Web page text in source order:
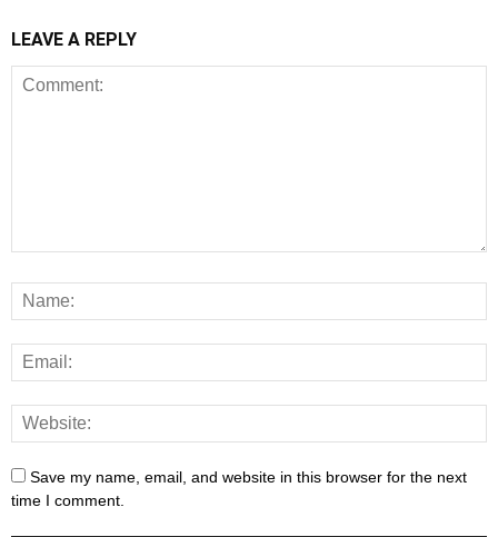
LEAVE A REPLY
Save my name, email, and website in this browser for the next
time I comment.